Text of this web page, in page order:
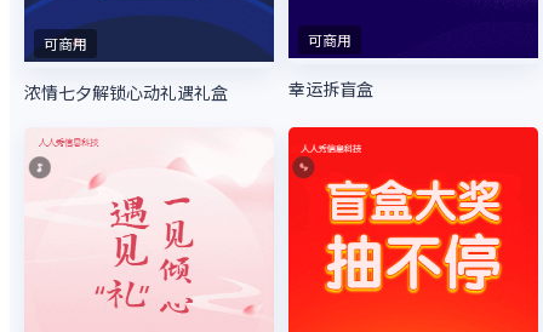
可商用
浓情七夕解锁心动礼遇礼盒
可商用
幸运拆盲盒